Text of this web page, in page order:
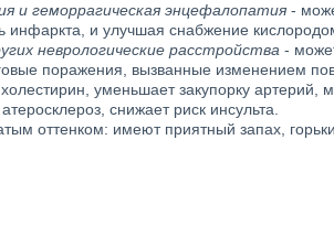
и геморрагическая энцефалопатия -
и улучшая снабжение кислородом
неврологические расстройства -
поражения, вызванные изменением
уменьшает закупорку артерий,
снижает риск инсульта.
оттенком: имеют приятный запах,